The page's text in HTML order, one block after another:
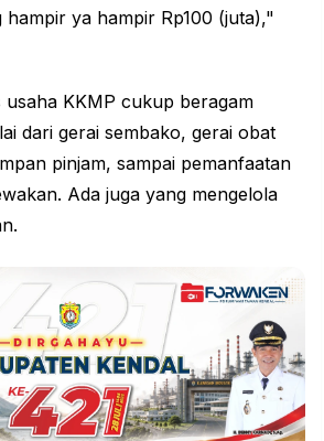
hampir ya hampir Rp100 (juta),"
usaha KKMP cukup beragam
dari gerai sembako, gerai obat
pinjam, sampai pemanfaatan
Ada juga yang mengelola